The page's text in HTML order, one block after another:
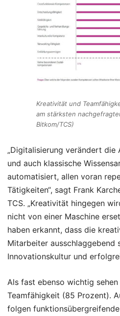
Kreativität und
am stärksten
Bitkom/TCS)
„Digitalisierung verändert
und auch klassische
automatisiert, allen voran
Tätigkeiten“, sagt Frank
TCS. „Kreativität hingegen
nicht von einer Maschine
haben erkannt, dass die
Mitarbeiter ausschlaggebend
Innovationskultur und
Als fast ebenso wichtig
Teamfähigkeit (85 Prozent).
folgen